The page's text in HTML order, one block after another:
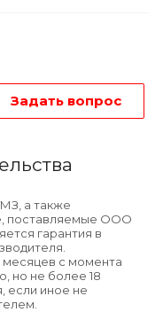
Задать вопрос
а также
поставляемые ООО
гарантия в
месяцев с момента
но не более 18
если иное не